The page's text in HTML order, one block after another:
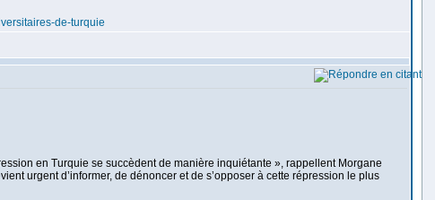
de-turquie
en Turquie se succèdent de manière inquiétante », rappellent Morgane
urgent d’informer, de dénoncer et de s’opposer à cette répression le plus